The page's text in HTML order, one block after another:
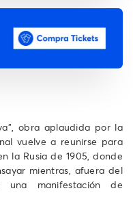
obra aplaudida por la
vuelve a reunirse para
la Rusia de 1905, donde
mientras, afuera del
una manifestación de